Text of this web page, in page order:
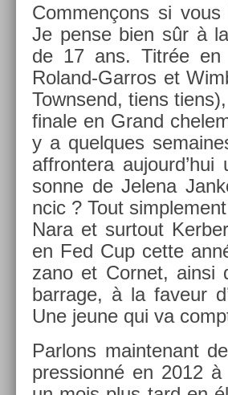
Com­men­çons si
Je pense bien sûr à
de 17 ans. Titrée
Roland-Garros et
Townsend, tiens
fin­ale en Grand
y a quel­ques
affron­tera
son­ne de Jelena
ncic ? Tout
Nara et sur­tout
en Fed Cup cette
zano et Cor­net, ainsi
bar­rage, à la faveur
Une jeune qui va
Par­lons main­tenant
pres­sionné en 2012